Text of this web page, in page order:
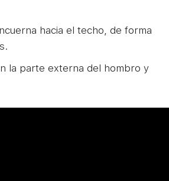
hacia el techo, de forma
la parte externa del hombro y